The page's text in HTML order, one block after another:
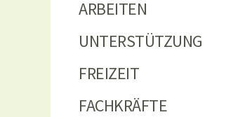
ARBEITEN
UNTERSTÜTZUNG
FREIZEIT
FACHKRÄFTE